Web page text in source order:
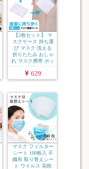
【2枚セット】 マ
スクケース 持ち運
び マスク 洗える
折りたたみ おしゃ
れ マスク携帯 ボッ
クス...
629
マスク フィルター
シート 100枚入 不
織布 取り替えシー
ト ウイルス 花粉